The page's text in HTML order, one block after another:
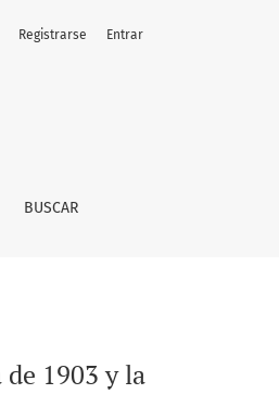
BUSCAR
Registrarse Entrar
1903 y la